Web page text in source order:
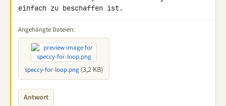
einfach zu beschaffen ist.
Angehängte Dateien:
speccy-for-loop.png (3,2 KB)
Antwort